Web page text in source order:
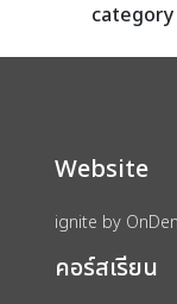
Website
ignite by
คอร์สเรียน